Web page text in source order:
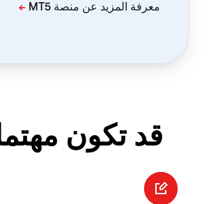
قد تكون